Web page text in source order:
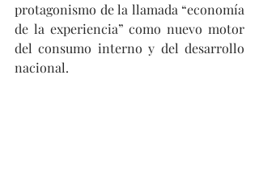
protagonismo de la llamada “economía
de la experiencia” como nuevo motor
del consumo interno y del desarrollo
nacional.